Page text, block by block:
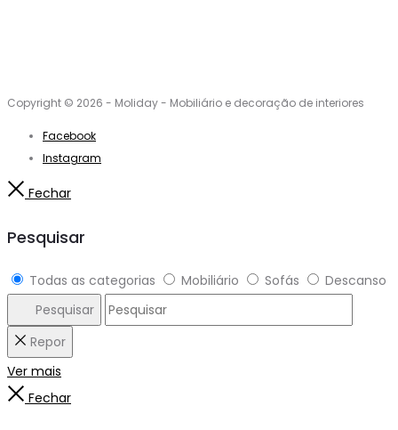
Copyright © 2026 - Moliday - Mobiliário e decoração de interiores
Facebook
Instagram
Fechar
Pesquisar
Todas as categorias Mobiliário Sofás
Descanso
Pesquisar
Repor
Ver mais
Fechar